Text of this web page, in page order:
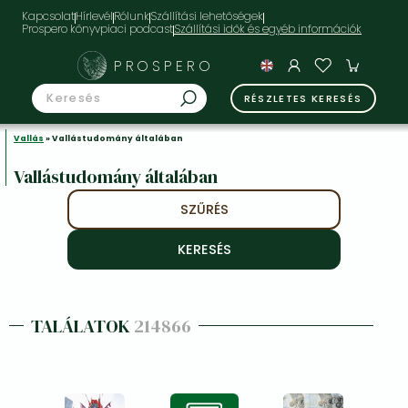
KapcsolatHírlevélRólunkSzállítási lehetőségek
Prospero könyvpiaci podcast
PROSPERO
RÉSZLETES KERESÉS
Vallás » Vallástudomány általában
Vallástudomány általában
SZŰRÉS
TALÁLATOK214866